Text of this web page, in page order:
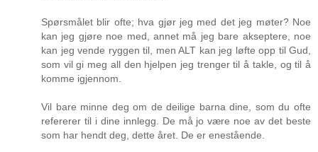
Spørsmålet blir ofte; hva gjør jeg med det jeg møter? Noe
kan jeg gjøre noe med, annet må jeg bare akseptere, noe
kan jeg vende ryggen til, men ALT kan jeg løfte opp til Gud,
som vil gi meg all den hjelpen jeg trenger til å takle, og til å
komme igjennom.
Vil bare minne deg om de deilige barna dine, som du ofte
refererer til i dine innlegg. De må jo være noe av det beste
som har hendt deg, dette året. De er enestående.